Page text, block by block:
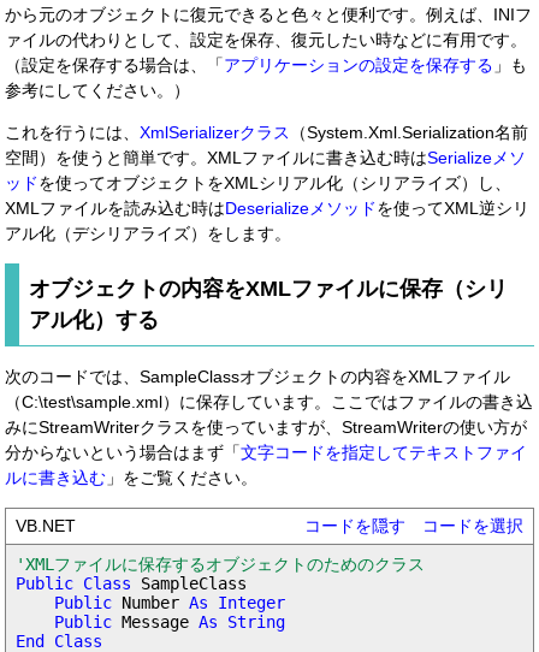
から元のオブジェクトに復元できると色々と便利です。例えば、INIフ
ァイルの代わりとして、設定を保存、復元したい時などに有用です。
（設定を保存する場合は、「アプリケーションの設定を保存する 」も
参考にしてください。）
これを行うには、 XmlSerializerクラス
（System.Xml.Serialization名前
空間）を使うと簡単です。XMLファイルに書き込む時はSerializeメソ
ッドを使ってオブジェクトをXMLシリアル化（シリアライズ）し、
XMLファイルを読み込む時はDeserializeメソッドを使ってXML逆シリ
アル化（デシリアライズ）をします。
オブジェクトの内容をXMLファイルに保存（シリ
アル化）する
次のコードでは、SampleClassオブジェクトの内容をXMLファイル
（C:\test\sample.xml）に保存しています。ここではファイルの書き込
みにStreamWriterクラスを使っていますが、StreamWriterの使い方が
分からないという場合はまず「文字コードを指定してテキストファイ
ルに書き込む 」をご覧ください。
VB.NET コードを隠す
コードを選択
'XMLファイルに保存するオブジェクトのためのクラス
Public Class SampleClass
Public Number As Integer
    Public
Message As String
End Class